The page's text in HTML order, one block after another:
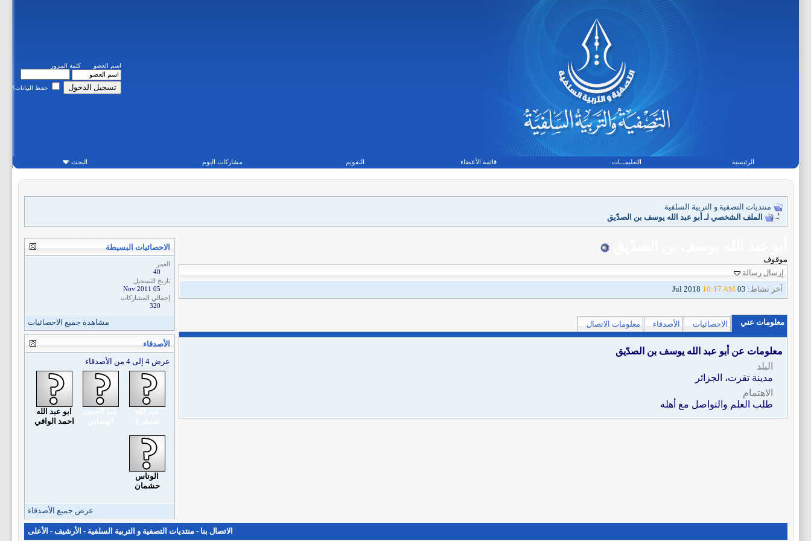
اسم العضو كلمة المرور
حفظ البيانات؟
الرئيسية التعليمـــات قائمة الأعضاء التقويم مشاركات اليوم البحث
منتديات التصفية و التربية السلفية
الملف الشخصي لـ أبو عبد الله يوسف بن الصدّيق
موقوف
إرسال رسالة
آخر نشاط:
10:17 AM
معلومات عني الاحصائيات الأصدقاء معلومات الاتصال
معلومات عن أبو عبد الله يوسف بن الصدّيق
البلد
مدينة تقرت، الجزائر
الاهتمام
طلب العلم والتواصل مع أهله
الاحصائيات البسيطة
العمر
40
تاريخ التسجيل
05 Nov 2011
إجمالي المشاركات
320
مشاهدة جميع الاحصائيات
الأصدقاء
عرض 4 إلى 4 من الأصدقاء
ابو عبد الله
احمد الوافي
الوناس
حشمان
عرض جميع الأصدقاء
الاتصال بنا - منتديات التصفية و التربية السلفية - الأرشيف - الأعلى